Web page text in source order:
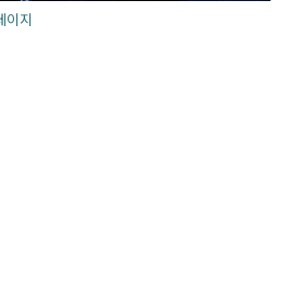
이지